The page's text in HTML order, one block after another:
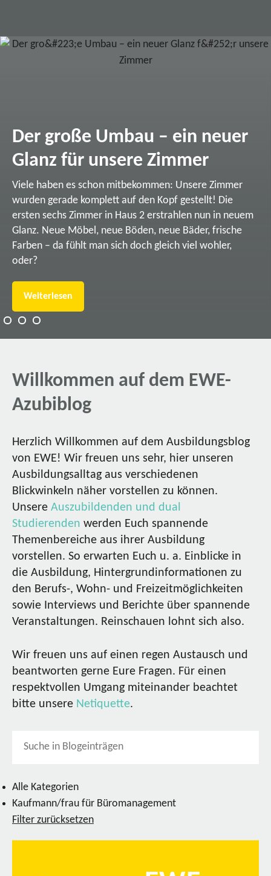
Der große Umbau – ein neuer
Glanz für unsere Zimmer
Viele haben es schon mitbekommen: Unsere Zimmer
wurden gerade komplett auf den Kopf gestellt! Die
ersten sechs Zimmer in Haus 2 erstrahlen nun in neuem
Glanz. Neue Möbel, neue Böden, neue Bäder, frische
Farben – da fühlt man sich doch gleich viel wohler,
oder?
Weiterlesen
Willkommen auf dem EWE-
Azubiblog
Herzlich Willkommen auf dem Ausbildungsblog
von EWE! Wir freuen uns sehr, hier unseren
Ausbildungsalltag aus verschiedenen
Blickwinkeln näher vorstellen zu können.
Unsere Auszubildenden und dual
Studierenden werden Euch spannende
Themenbereiche aus ihrer Ausbildung
vorstellen. So erwarten Euch u. a. Einblicke in
die Ausbildung, Hintergrundinformationen zu
den Berufs-, Wohn- und Freizeitmöglichkeiten
sowie Interviews und Berichte über spannende
Veranstaltungen. Reinschauen lohnt sich also.
Wir freuen uns auf einen regen Austausch und
beantworten gerne Eure Fragen. Für einen
respektvollen Umgang miteinander beachtet
bitte unsere Netiquette.
Alle Kategorien
Kaufmann/frau für Büromanagement
Filter zurücksetzen